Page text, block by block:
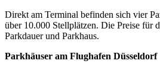
Direkt am Terminal befinden sich vier
über 10.000 Stellplätzen. Die Preise für
Parkdauer und Parkhaus.
Parkhäuser am Flughafen Düsseldorf